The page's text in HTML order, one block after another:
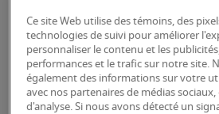
Le candidat possède une vaste
avancées pour le poste, et peut
certifications
Ce site Web utilise des témoins, des
technologies de suivi pour améliorer
personnaliser le contenu et les
performances et le trafic sur notre site.
également des informations sur votre
avec nos partenaires de médias
d'analyse. Si nous avons détecté un